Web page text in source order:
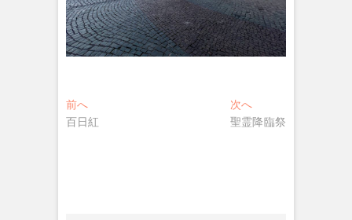
投
稿
前へ
去
百日紅
次へ
の
聖霊降臨祭